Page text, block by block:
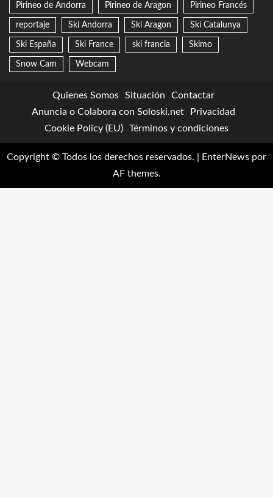
Pirineo de Andorra Pirineo de Aragon Pirineo Francés
reportaje Ski Andorra Ski Aragon Ski Catalunya
Ski España Ski France ski francia Skimo
Snow Cam Webcam
Quienes Somos Situación
Contactar
Anuncia o Colabora con Soloski.net
Privacidad
Cookie Policy (EU)
Términos y condiciones
Copyright © Todos los derechos reservados. EnterNews por
AF themes.